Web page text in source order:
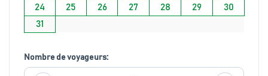
24
25 26 27 28 29
30
31
Nombre de voyageurs: